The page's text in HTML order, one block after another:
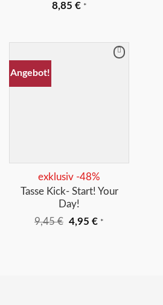
8,85 € *
Angebot!
Merkliste
exklusiv -48%
Tasse Kick- Start! Your
Day!
9,45€ Ursprünglicher
4,95€Aktueller
*